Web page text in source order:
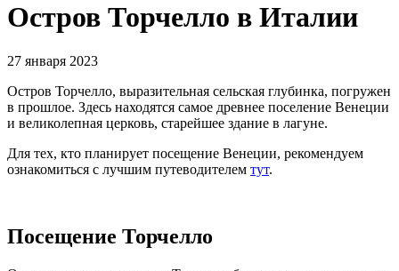
Остров Торчелло в Италии
27 января 2023
Остров Торчелло, выразительная сельская глубинка, погружен
в прошлое. Здесь находятся самое древнее поселение Венеции
и великолепная церковь, старейшее здание в лагуне.
Для тех, кто планирует посещение Венеции, рекомендуем
ознакомиться с лучшим путеводителем тут.
Посещение Торчелло